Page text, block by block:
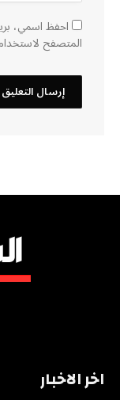
احفظ اسمي،
المتصفح
اخر الاخبار